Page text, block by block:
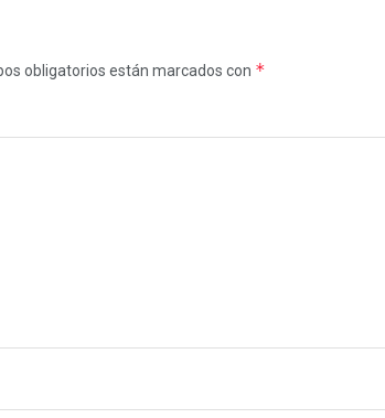
obligatorios están marcados con *